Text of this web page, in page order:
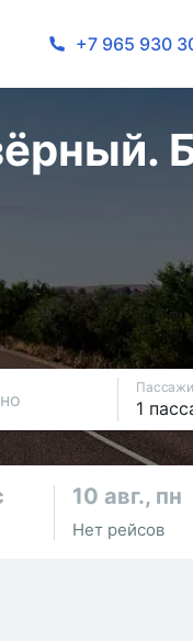
+7 965 930
10 авг., пн
Нет рейсов